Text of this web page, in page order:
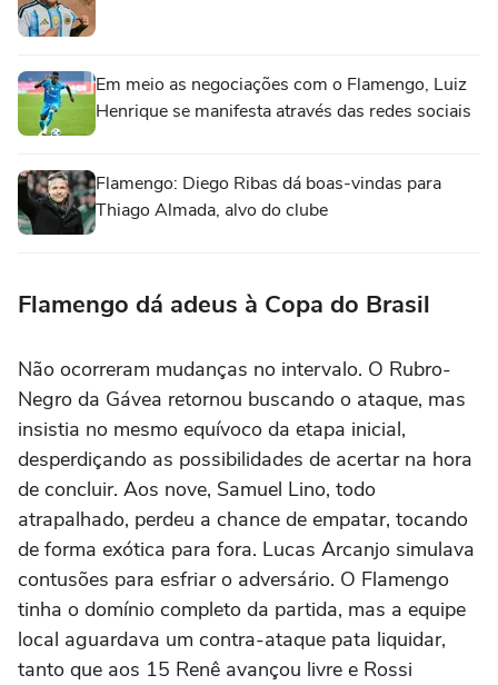
Em meio as negociações com o Flamengo, Luiz
Henrique se manifesta através das redes sociais
Flamengo: Diego Ribas dá boas-vindas para
Thiago Almada, alvo do clube
Flamengo dá adeus à Copa do Brasil
Não ocorreram mudanças no intervalo. O Rubro-
Negro da Gávea retornou buscando o ataque, mas
insistia no mesmo equívoco da etapa inicial,
desperdiçando as possibilidades de acertar na hora
de concluir. Aos nove, Samuel Lino, todo
atrapalhado, perdeu a chance de empatar, tocando
de forma exótica para fora. Lucas Arcanjo simulava
contusões para esfriar o adversário. O Flamengo
tinha o domínio completo da partida, mas a equipe
local aguardava um contra-ataque pata liquidar,
tanto que aos 15 Renê avançou livre e Rossi